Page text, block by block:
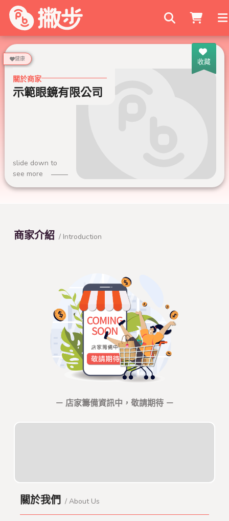
搜尋商家
收藏
健康
關於商家
示範眼鏡有限公司
slide down to
see more
商家介紹 / Introduction
－ 店家籌備資訊中，敬請期待 －
關於我們 / About Us